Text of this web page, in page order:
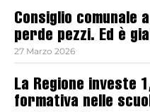
Consiglio comunale
perde pezzi. Ed è
27 Marzo 2026
La Regione investe
formativa nelle